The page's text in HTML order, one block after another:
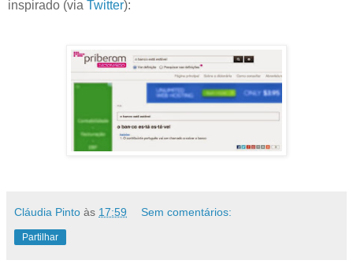
inspirado (via Twitter):
Cláudia Pinto às 17:59 Sem comentários:
Partilhar